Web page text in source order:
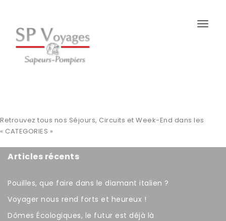
Retrouvez tous nos Séjours, Circuits et Week-End dans les
« CATEGORIES »
Articles récents
Pouilles, que faire dans le diamant italien ?
Voyager nous rend forts et heureux !
Dômes Écologiques, le futur est déjà là